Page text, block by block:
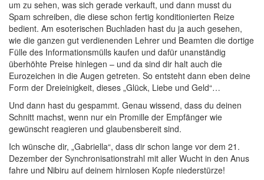
um zu sehen, was sich gerade verkauft, und dann musst du
Spam schreiben, die diese schon fertig konditionierten Reize
bedient. Am esoterischen Buchladen hast du ja auch gesehen,
wie die ganzen gut verdienenden Lehrer und Beamten die dortige
Fülle des Informationsmülls kaufen und dafür unanständig
überhöhte Preise hinlegen – und da sind dir halt auch die
Eurozeichen in die Augen getreten. So entsteht dann eben deine
Form der Dreieinigkeit, dieses „Glück, Liebe und Geld“…
Und dann hast du gespammt. Genau wissend, dass du deinen
Schnitt machst, wenn nur ein Promille der Empfänger wie
gewünscht reagieren und glaubensbereit sind.
Ich wünsche dir, „Gabriella“, dass dir schon lange vor dem 21.
Dezember der Synchronisationstrahl mit aller Wucht in den Anus
fahre und Nibiru auf deinem hirnlosen Kopfe niederstürze!